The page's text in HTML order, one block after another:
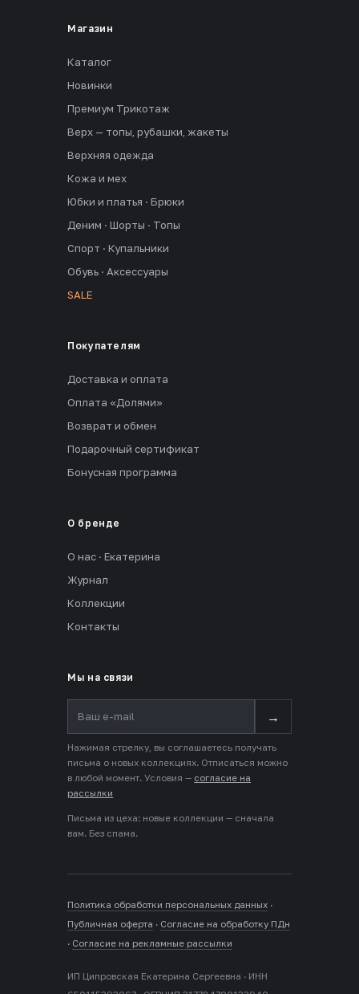
Магазин
Каталог
Новинки
Премиум Трикотаж
Верх — топы, рубашки, жакеты
Верхняя одежда
Кожа и мех
Юбки и платья · Брюки
Деним · Шорты · Топы
Спорт · Купальники
Обувь · Аксессуары
SALE
Покупателям
Доставка и оплата
Оплата «Долями»
Возврат и обмен
Подарочный сертификат
Бонусная программа
О бренде
О нас · Екатерина
Журнал
Коллекции
Контакты
Мы на связи
→
Нажимая стрелку, вы соглашаетесь получать
письма о новых коллекциях. Отписаться можно
в любой момент. Условия — согласие на
рассылки
Письма из цеха: новые коллекции — сначала
вам. Без спама.
Политика обработки персональных данных ·
Публичная оферта · Согласие на обработку ПДн
· Согласие на рекламные рассылки
ИП Ципровская Екатерина Сергеевна · ИНН